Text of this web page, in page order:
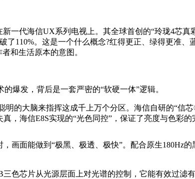
一代海信UX系列电视上。其全球首创的“玲珑4芯
110%。这是一个什么概念?红得更正、绿得更准、
和生活原本的意图。
爆发，背后是一套严密的“软硬一体”逻辑。
的大脑来指挥这成千上万个分区。海信自研的“信
，海信E8S实现的“光色同控”，保证了亮度与色彩的
面能做到“极黑、极透、极快”。配合原生180Hz
色芯片从光源层面上对光谱的控制，它能有效过滤